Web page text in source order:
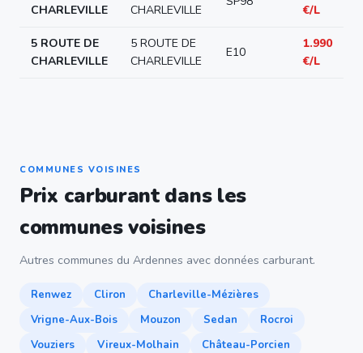
CHARLEVILLE
CHARLEVILLE
€/L
5 ROUTE DE
CHARLEVILLE
5 ROUTE DE
CHARLEVILLE
E10
1.990
€/L
COMMUNES VOISINES
Prix carburant dans les
communes voisines
Autres communes du Ardennes avec données carburant.
Renwez Cliron
Charleville-Mézières
Vrigne-Aux-Bois
Mouzon Sedan
Rocroi
Vouziers
Vireux-Molhain
Château-Porcien